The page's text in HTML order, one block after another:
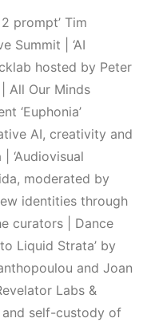
prompt’ Tim
Summit | ‘AI
hosted by Peter
All Our Minds
‘Euphonia’
AI, creativity and
‘Audiovisual
moderated by
identities through
curators | Dance
Liquid Strata’ by
and Joan
Labs &
and self-custody of